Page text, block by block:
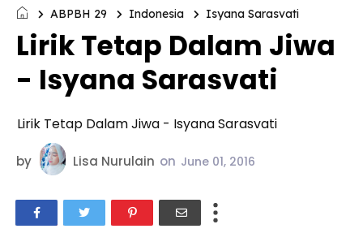
ABPBH 29 Indonesia Isyana Sarasvati
Lirik Tetap Dalam Jiwa
- Isyana Sarasvati
Lirik Tetap Dalam Jiwa - Isyana Sarasvati
by Lisa Nurulain on June 01, 2016